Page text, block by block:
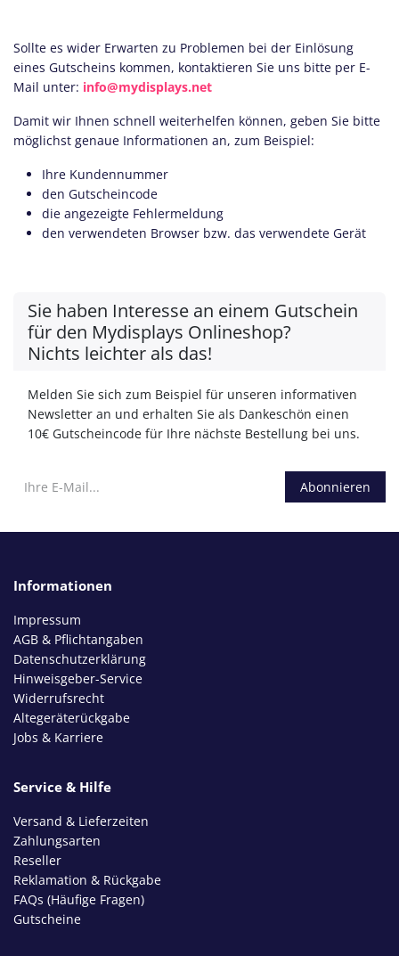
Sollte es wider Erwarten zu Problemen bei der Einlösung
eines Gutscheins kommen, kontaktieren Sie uns bitte per E-
Mail unter: info@mydisplays.net
Damit wir Ihnen schnell weiterhelfen können, geben Sie bitte
möglichst genaue Informationen an, zum Beispiel:
Ihre Kundennummer
den Gutscheincode
die angezeigte Fehlermeldung
den verwendeten Browser bzw. das verwendete Gerät
Sie haben Interesse an einem Gutschein
für den Mydisplays Onlineshop?
Nichts leichter als das!
Melden Sie sich zum Beispiel für unseren informativen
Newsletter an und erhalten Sie als Dankeschön einen
10€ Gutscheincode für Ihre nächste Bestellung bei uns.
Abonnieren
Informationen
Impressum
AGB & Pflichtangaben
Datenschutzerklärung
Hinweisgeber-Service
Widerrufsrecht
Altegeräterückgabe
Jobs & Karriere
Service & Hilfe
Versand & Lieferzeiten
Zahlungsarten
Reseller
Reklamation & Rückgabe
FAQs (Häufige Fragen)
Gutscheine